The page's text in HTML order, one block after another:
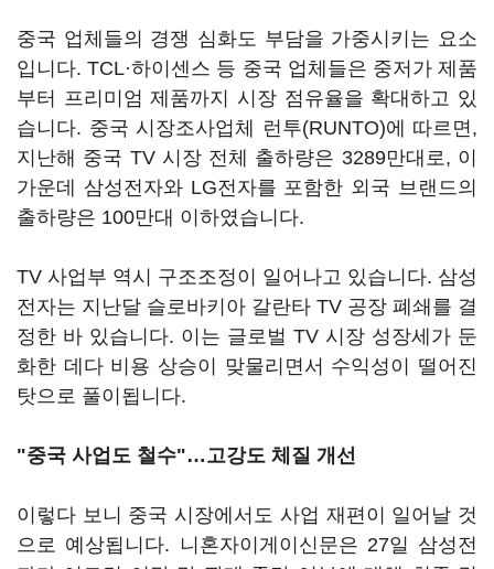
중국 업체들의 경쟁 심화도 부담을 가중시키는 요소
입니다. TCL·하이센스 등 중국 업체들은 중저가 제품
부터 프리미엄 제품까지 시장 점유율을 확대하고 있
습니다. 중국 시장조사업체 런투(RUNTO)에 따르면,
지난해 중국 TV 시장 전체 출하량은 3289만대로, 이
가운데 삼성전자와 LG전자를 포함한 외국 브랜드의
출하량은 100만대 이하였습니다.
TV 사업부 역시 구조조정이 일어나고 있습니다. 삼성
전자는 지난달 슬로바키아 갈란타 TV 공장 폐쇄를 결
정한 바 있습니다. 이는 글로벌 TV 시장 성장세가 둔
화한 데다 비용 상승이 맞물리면서 수익성이 떨어진
탓으로 풀이됩니다.
"중국 사업도 철수"…고강도 체질 개선
이렇다 보니 중국 시장에서도 사업 재편이 일어날 것
으로 예상됩니다. 니혼자이게이신문은 27일 삼성전